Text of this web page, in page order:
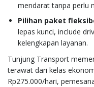
mendarat tanpa perlu
Pilihan paket
lepas kunci, include
kelengkapan layanan.
Tunjung Transport
terawat dari kelas
Rp275.000/hari,